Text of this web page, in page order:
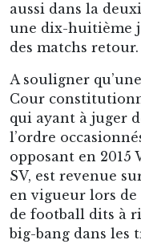
aussi dans la
une dix-huitième
des matchs retour.
A souligner
Cour
qui ayant à juger
l’ordre
opposant en 2015
SV, est revenue
en vigueur lors de
de football dits à
big-bang dans les